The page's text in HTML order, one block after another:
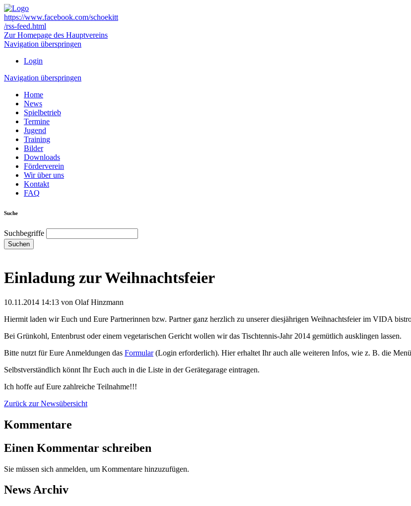
https://www.facebook.com/schoekitt
/rss-feed.html
Zur Homepage des Hauptvereins
Navigation überspringen
Login
Navigation überspringen
Home
News
Spielbetrieb
Termine
Jugend
Training
Bilder
Downloads
Förderverein
Wir über uns
Kontakt
FAQ
Suche
Suchbegriffe
Suchen
Einladung zur Weihnachtsfeier
10.11.2014 14:13 von Olaf Hinzmann
Hiermit laden wir Euch und Eure Partnerinnen bzw. Partner ganz herzlich zu unserer diesjährigen Weihnachtsfeier im VIDA
Bei Grünkohl, Entenbrust oder einem vegetarischen Gericht wollen wir das Tischtennis-Jahr 2014 gemütlich ausklingen lassen.
Bitte nutzt für Eure Anmeldungen das Formular(Login erforderlich). Hier erhaltet Ihr auch alle weiteren Infos, wie z. B. die
Selbstverständlich könnt Ihr Euch auch in die Liste in der Gerätegarage eintragen.
Ich hoffe auf Eure zahlreiche Teilnahme!!!
Zurück zur Newsübersicht
Kommentare
Einen Kommentar schreiben
Sie müssen sich anmelden, um Kommentare hinzuzufügen.
News Archiv